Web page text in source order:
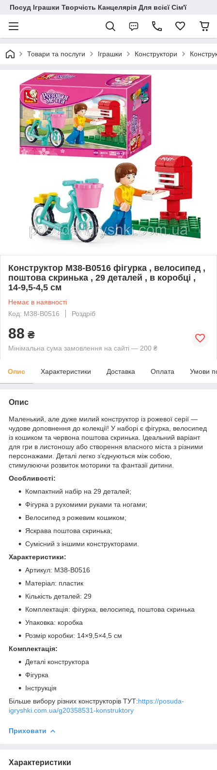
Посуд Іграшки Творчість Канцелярія Для всієї Сім'ї
Товари та послуги Іграшки Конструктори
Конструктор M38-B0516 фігурка , велосипед ,
поштова скринька , 29 деталей , в коробці ,
14-9,5-4,5 см
Немає в наявності
Код: M38-B0516
Роздріб
88 ₴
Мінімальна сума замовлення на сайті — 200 ₴
Опис Характеристики Доставка Оплата Умови
Опис
Маленький, але дуже милий конструктор із рожевої серії —
чудове доповнення до колекції! У наборі є фігурка, велосипед
із кошиком та червона поштова скринька. Ідеальний варіант
для гри в листоношу або створення власного міста з різними
персонажами. Деталі легко з’єднуються між собою,
стимулюючи розвиток моторики та фантазії дитини.
Особливості:
Компактний набір на 29 деталей;
Фігурка з рухомими руками та ногами;
Велосипед з рожевим кошиком;
Яскрава поштова скринька;
Сумісний з іншими конструкторами.
Характеристики:
Артикул: M38-B0516
Матеріал: пластик
Кількість деталей: 29
Комплектація: фігурка, велосипед, поштова скринька
Упаковка: коробка
Розмір коробки: 14×9,5×4,5 см
Комплектація:
Деталі конструктора
Фігурка
Інструкція
Більше вибору різних конструкторів ТУТ:https://posuda-
igryshki.com.ua/g20358531-konstruktory
Приховати
Характеристики